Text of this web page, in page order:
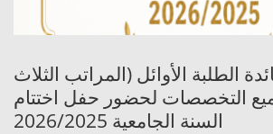
الطلبة الأوائل (المراتب الثلاث
التخصصات لحضور حفل اختتام
السنة الجامعية 2026/2025